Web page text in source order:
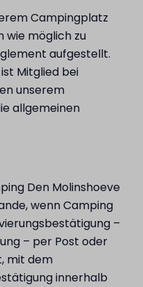
Campingplatz
wie möglich zu
aufgestellt.
Mitglied bei
unserem
allgemeinen
Den Molinshoeve
wenn Camping
–
– per Post oder
mit dem
innerhalb